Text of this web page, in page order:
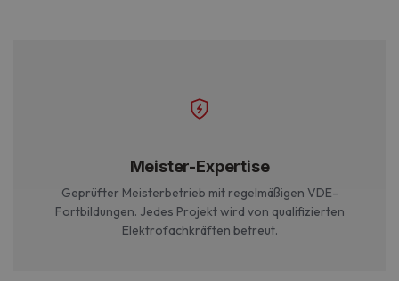
Meister-Expertise
Geprüfter Meisterbetrieb mit regelmäßigen VDE-
Fortbildungen. Jedes Projekt wird von qualifizierten
Elektrofachkräften betreut.